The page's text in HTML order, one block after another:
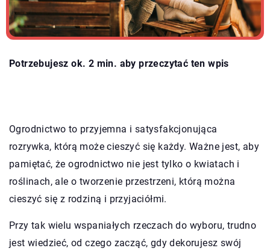
Potrzebujesz ok. 2 min. aby przeczytać ten wpis
Ogrodnictwo to przyjemna i satysfakcjonująca
rozrywka, którą może cieszyć się każdy. Ważne jest, aby
pamiętać, że ogrodnictwo nie jest tylko o kwiatach i
roślinach, ale o tworzenie przestrzeni, którą można
cieszyć się z rodziną i przyjaciółmi.
Przy tak wielu wspaniałych rzeczach do wyboru, trudno
jest wiedzieć, od czego zacząć, gdy dekorujesz swój